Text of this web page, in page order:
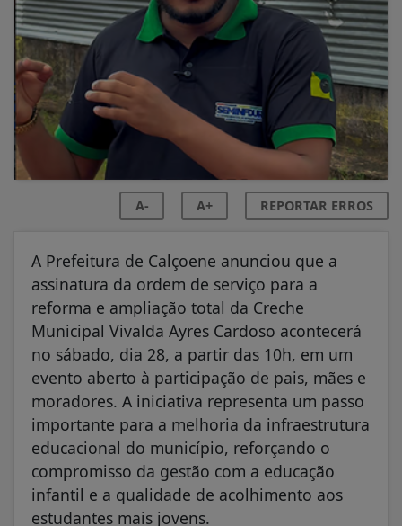
A- A+ REPORTAR ERROS
A Prefeitura de Calçoene anunciou que a
assinatura da ordem de serviço para a
reforma e ampliação total da Creche
Municipal Vivalda Ayres Cardoso acontecerá
no sábado, dia 28, a partir das 10h, em um
evento aberto à participação de pais, mães e
moradores. A iniciativa representa um passo
importante para a melhoria da infraestrutura
educacional do município, reforçando o
compromisso da gestão com a educação
infantil e a qualidade de acolhimento aos
estudantes mais jovens.